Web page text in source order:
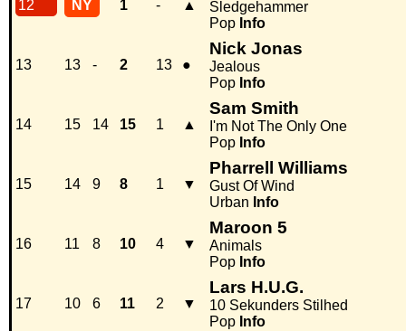
12 NY 1 - ▲
Sledgehammer
Pop Info
13 13 - 2 13 ●
Nick Jonas
Jealous
Pop Info
14 15 14 15 1 ▲
Sam Smith
I'm Not The Only One
Pop Info
15 14 9 8 1 ▼
Pharrell Williams
Gust Of Wind
Urban Info
16 11 8 10 4 ▼
Maroon 5
Animals
Pop Info
17 10 6 11 2 ▼
Lars H.U.G.
10 Sekunders Stilhed
Pop Info